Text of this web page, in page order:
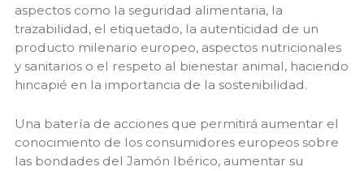
aspectos como la seguridad alimentaria, la
trazabilidad, el etiquetado, la autenticidad de un
producto milenario europeo, aspectos nutricionales
y sanitarios o el respeto al bienestar animal, haciendo
hincapié en la importancia de la sostenibilidad.
Una batería de acciones que permitirá aumentar el
conocimiento de los consumidores europeos sobre
las bondades del Jamón Ibérico, aumentar su